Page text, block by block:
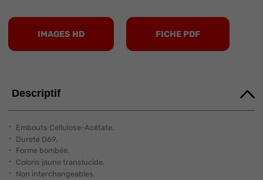
IMAGES HD FICHE PDF
Descriptif
Embouts Cellulose-Acétate.
Dureté D69.
Forme bombée.
Coloris jaune translucide.
Non interchangeables.